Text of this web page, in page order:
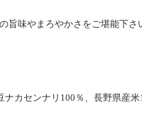
旨味やまろやかさをご堪能下さ
ナカセンナリ100％、長野県産米